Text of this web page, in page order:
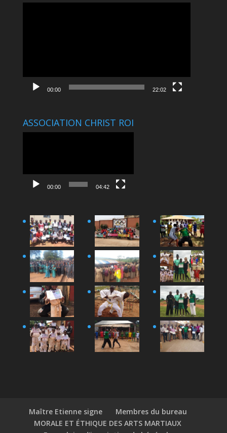
00:00 22:02
ASSOCIATION CHRIST ROI
00:00 04:42
Maître Etienne signe
Membres du bureau
MORALE ET ÉTHIQUE DES ARTS MARTIAUX